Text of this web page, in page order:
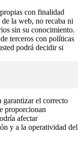
con finalidad
la web, no recaba ni
sin su conocimiento.
terceros con políticas
podrá decidir si
garantizar el correcto
proporcionan
afectar
y a la operatividad del